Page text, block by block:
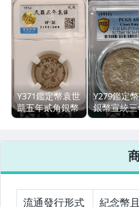
Y371鑑定幣袁世
凱五年貳角銀幣
中乾鑑定VF35編
Y279鑑定
銀幣宣統
圓龍銀
16185848
流通發行形式
紀念幣